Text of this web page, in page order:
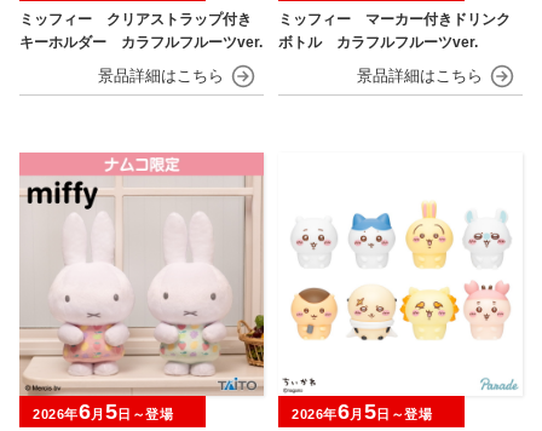
ミッフィー クリアストラップ付き
キーホルダー カラフルフルーツver.
ミッフィー マーカー付きドリンク
ボトル カラフルフルーツver.
2026年6月 5 日～登場 2026年6月 5 日～登場